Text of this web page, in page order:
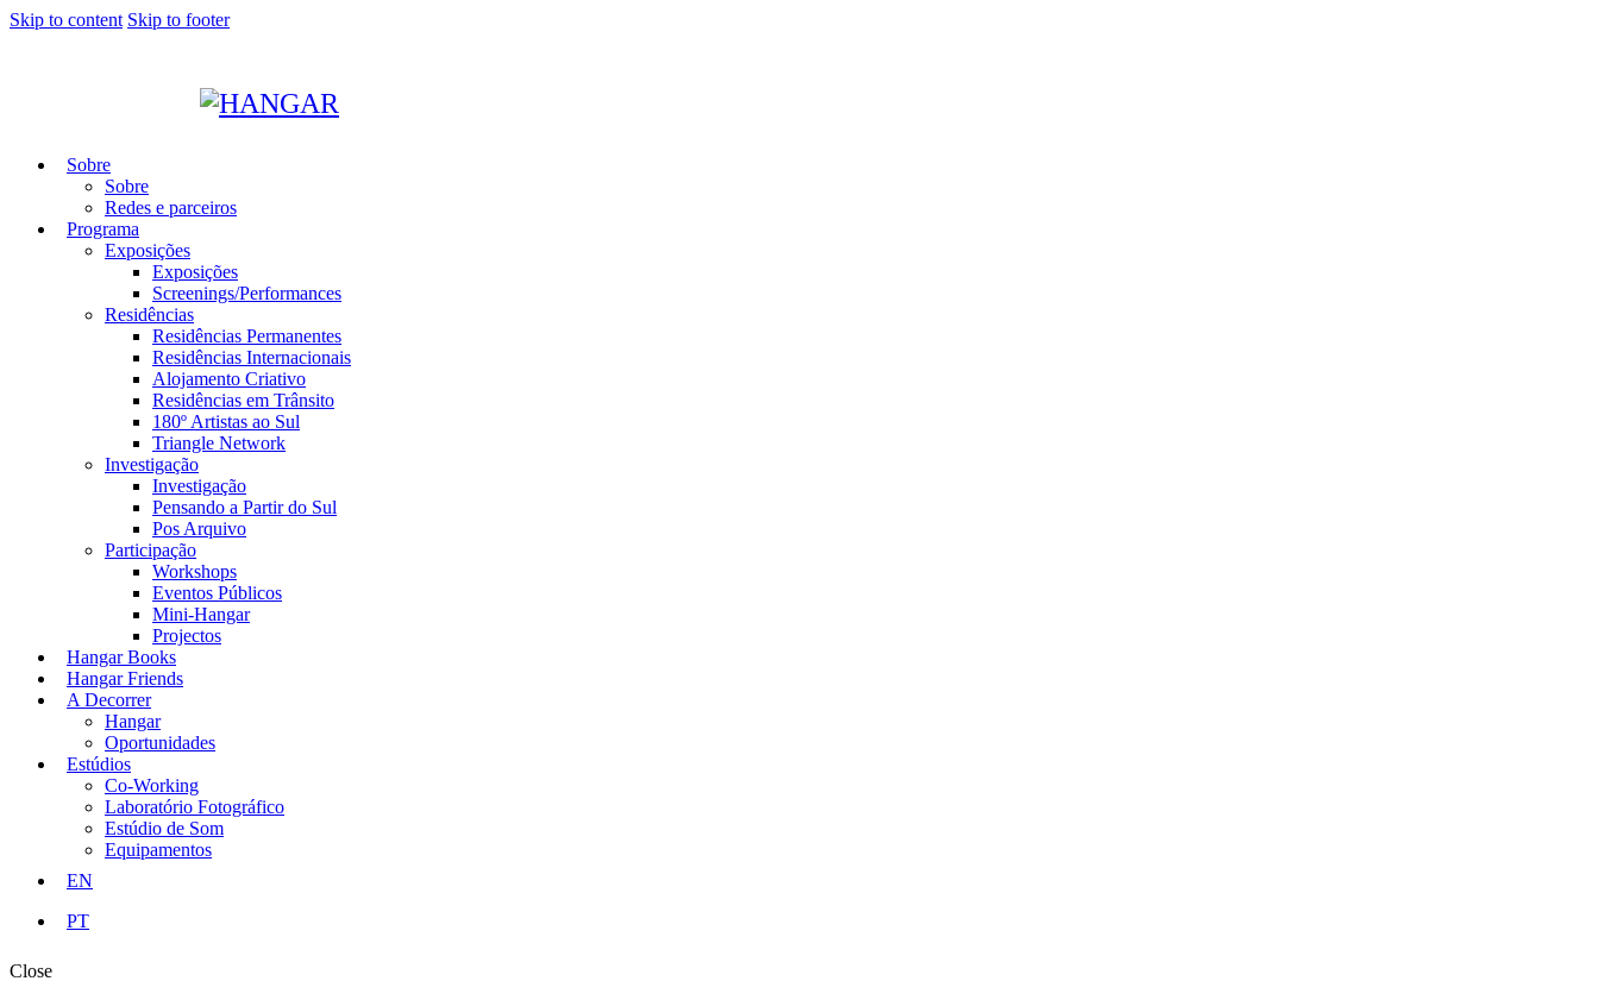
Skip to content Skip to footer
Sobre
Sobre
Redes e parceiros
Programa
Exposições
Exposições
Screenings/Performances
Residências
Residências Permanentes
Residências Internacionais
Alojamento Criativo
Residências em Trânsito
180º Artistas ao Sul
Triangle Network
Investigação
Investigação
Pensando a Partir do Sul
Pos Arquivo
Participação
Workshops
Eventos Públicos
Mini-Hangar
Projectos
Hangar Books
Hangar Friends
A Decorrer
Hangar
Oportunidades
Estúdios
Co-Working
Laboratório Fotográfico
Estúdio de Som
Equipamentos
EN
PT
Close